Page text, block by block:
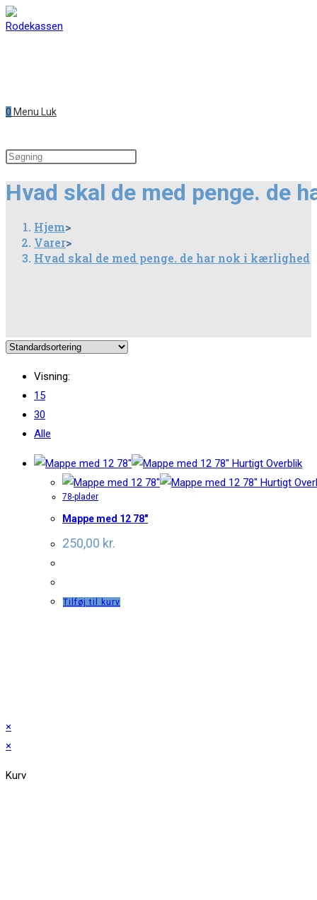
0 Menu Luk
Hvad skal de med penge. de
Hjem>
Varer>
Hvad skal de med penge. de har nok i kærlighed
Visning:
15
30
Alle
Hurtigt Overblik
Hurtigt
78-plader
Mappe med 12 78″
250,00 kr.
Tilføj til kurv
×
×
Kurv